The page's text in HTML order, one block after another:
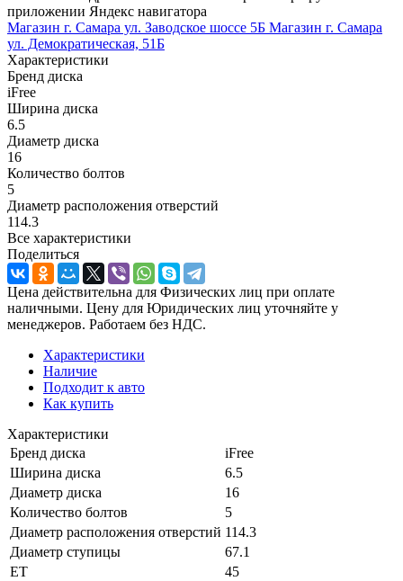
приложении Яндекс навигатора
Магазин г. Самара ул. Заводское шоссе 5Б Магазин г. Самара
ул. Демократическая, 51Б
Характеристики
Бренд диска
iFree
Ширина диска
6.5
Диаметр диска
16
Количество болтов
5
Диаметр расположения отверстий
114.3
Все характеристики
Поделиться
Цена действительна для Физических лиц при оплате
наличными. Цену для Юридических лиц уточняйте у
менеджеров. Работаем без НДС.
Характеристики
Наличие
Подходит к авто
Как купить
Характеристики
Бренд диска
iFree
Ширина диска
6.5
Диаметр диска
16
Количество болтов
5
Диаметр расположения отверстий 114.3
Диаметр ступицы
67.1
ЕТ
45